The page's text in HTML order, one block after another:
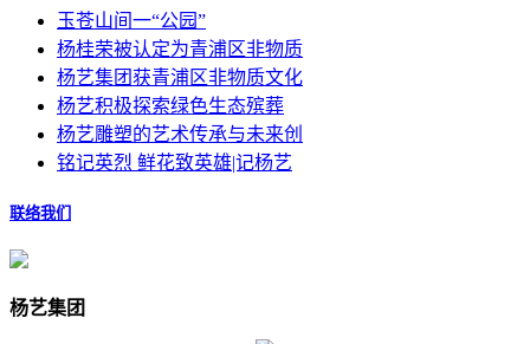
玉苍山间一“公园”
杨桂荣被认定为青浦区非物质
杨艺集团获青浦区非物质文化
杨艺积极探索绿色生态殡葬
杨艺雕塑的艺术传承与未来创
铭记英烈 鲜花致英雄|记杨艺
联络我们
杨艺集团